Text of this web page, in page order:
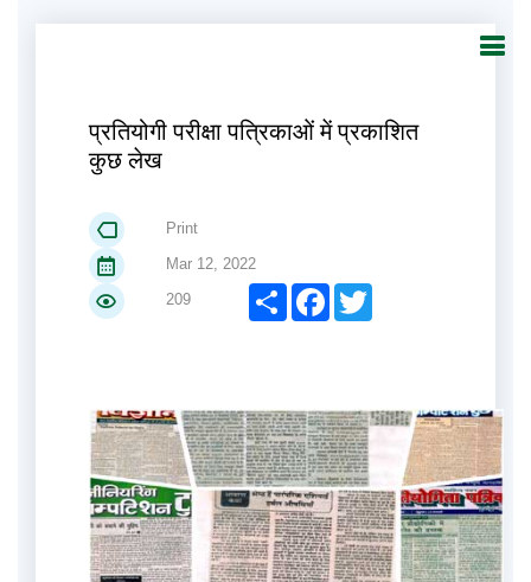
प्रतियोगी परीक्षा पत्रिकाओं में प्रकाशित
कुछ लेख
Print
Mar 12, 2022
209
ShareFacebook